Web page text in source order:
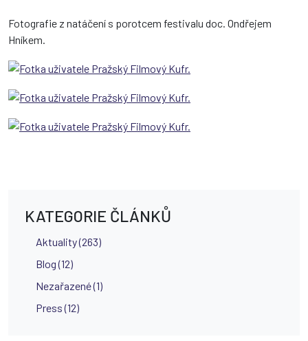
Fotografie z natáčení s porotcem festivalu doc. Ondřejem
Hníkem.
KATEGORIE ČLÁNKŮ
Aktuality (263)
Blog (12)
Nezařazené (1)
Press (12)